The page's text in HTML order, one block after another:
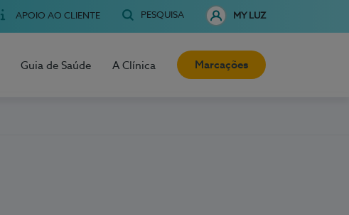
APOIO AO CLIENTE PESQUISA MY LUZ
Guia de Saúde A Clínica Marcações